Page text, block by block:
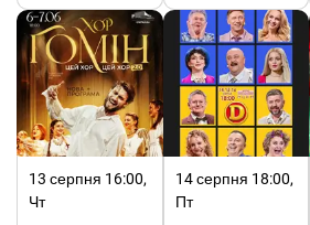
13 серпня 16:00,
Чт
14 серпня 18:00,
Пт